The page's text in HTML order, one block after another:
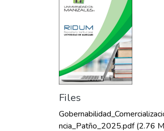
Files
ncia_Patño_2025.pdf(2.76